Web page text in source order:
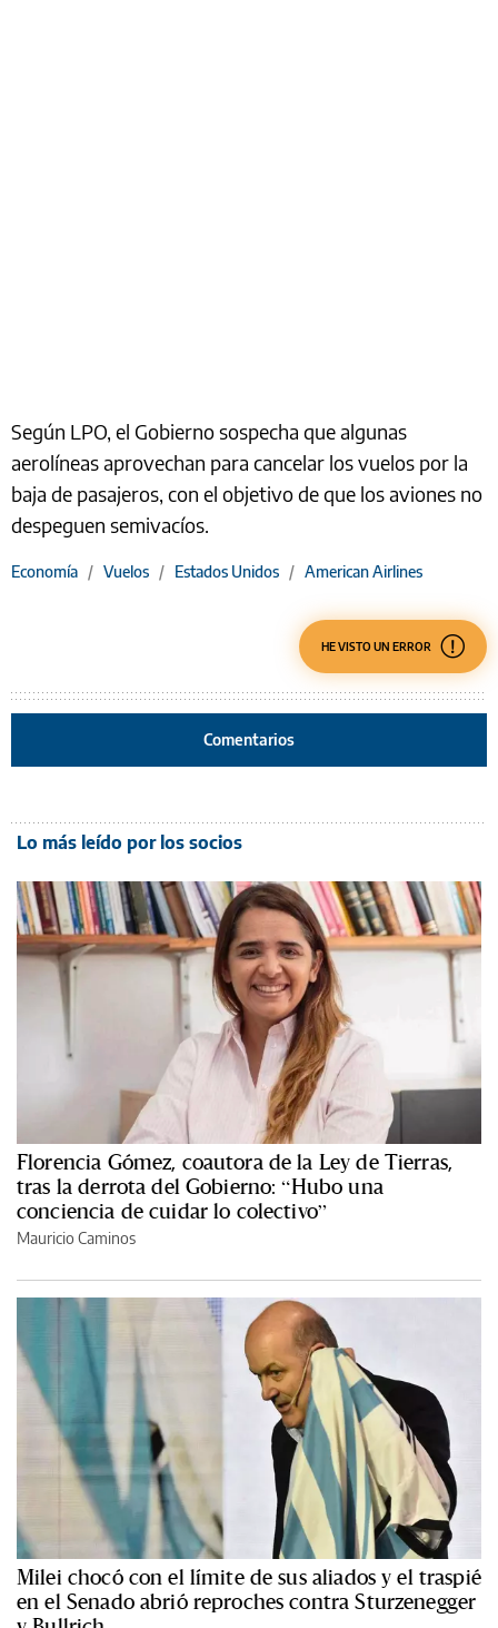
Según LPO, el Gobierno sospecha que algunas
aerolíneas aprovechan para cancelar los vuelos por la
baja de pasajeros, con el objetivo de que los aviones no
despeguen semivacíos.
Economía / Vuelos / Estados Unidos / American Airlines
HE VISTO UN ERROR
Comentarios
Lo más leído por los socios
Florencia Gómez, coautora de la Ley de Tierras,
tras la derrota del Gobierno: “Hubo una
conciencia de cuidar lo colectivo”
Mauricio Caminos
Milei chocó con el límite de sus aliados y el traspié
en el Senado abrió reproches contra Sturzenegger